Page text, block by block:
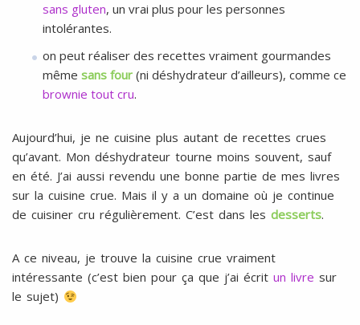
sans gluten, un vrai plus pour les personnes
intolérantes.
on peut réaliser des recettes vraiment gourmandes
même sans four (ni déshydrateur d’ailleurs), comme ce
brownie tout cru.
Aujourd’hui, je ne cuisine plus autant de recettes crues
qu’avant. Mon déshydrateur tourne moins souvent, sauf
en été. J’ai aussi revendu une bonne partie de mes livres
sur la cuisine crue. Mais il y a un domaine où je continue
de cuisiner cru régulièrement. C’est dans les desserts.
A ce niveau, je trouve la cuisine crue vraiment
intéressante (c’est bien pour ça que j’ai écrit un livre sur
le sujet)